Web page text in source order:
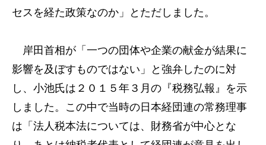
セスを経た政策なのか」とただしました。
岸田首相が「一つの団体や企業の献金が結果に
影響を及ぼすものではない」と強弁したのに対
し、小池氏は２０１５年３月の『税務弘報』を示
しました。この中で当時の日本経団連の常務理事
は「法人税本法については、財務省が中心とな